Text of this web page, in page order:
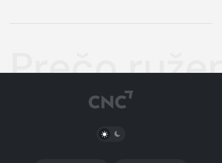
Prečo
PŘEPNOUT SVĚTLÝ/TMAVÝ REŽIM